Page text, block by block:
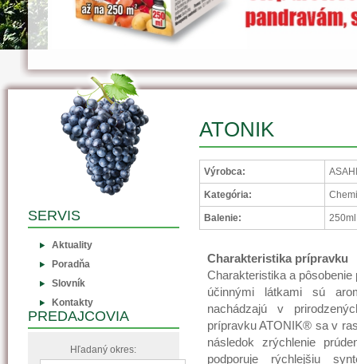
ATONIK
Výrobca:
Kategória:
Balenie:
Charakteristika prípravku
Charakteristika a
účinnými látkami sú
nachádzajú v
prípravku ATONIK® sa v
následok zrýchlenie
podporuje rýchlejšiu
SERVIS
Aktuality
Poradňa
Slovník
Kontakty
PREDAJCOVIA
Hľadaný okres: